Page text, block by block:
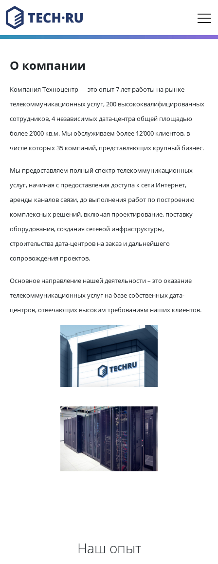
О компании
Компания Техноцентр — это опыт 7 лет работы на рынке
телекоммуникационных услуг, 200 высококвалифицированных
сотрудников, 4 независимых дата-центра общей площадью
более 2’000 кв.м. Мы обслуживаем более 12’000 клиентов, в
числе которых 35 компаний, представляющих крупный бизнес.
Мы предоставляем полный спектр телекоммуникационных
услуг, начиная с предоставления доступа к сети Интернет,
аренды каналов связи, до выполнения работ по построению
комплексных решений, включая проектирование, поставку
оборудования, создания сетевой инфраструктуры,
строительства дата-центров на заказ и дальнейшего
сопровождения проектов.
Основное направление нашей деятельности – это оказание
телекоммуникационных услуг на базе собственных дата-
центров, отвечающих высоким требованиям наших клиентов.
Наш опыт